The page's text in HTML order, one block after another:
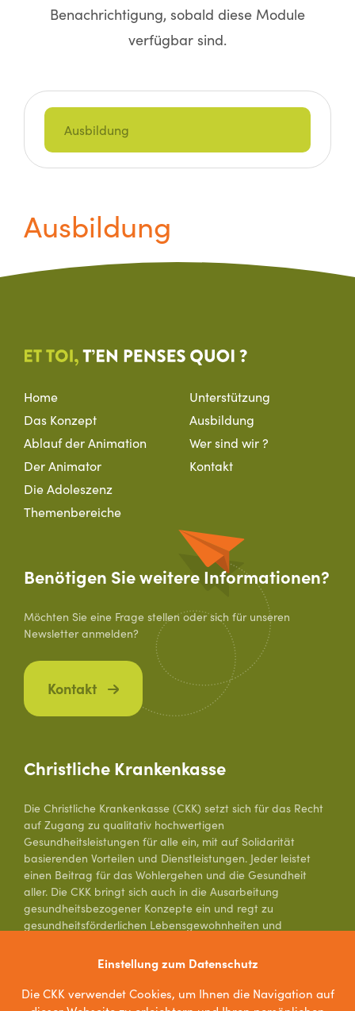
Benachrichtigung, sobald diese Module
verfügbar sind.
Ausbildung
Ausbildung
Et toi, t'en
Home
Das Konzept
Ablauf der Animation
Der Animator
Die Adoleszenz
Themenbereiche
Unterstützung
Ausbildung
Wer sind wir ?
Kontakt
Benötigen Sie weitere Informationen?
Möchten Sie eine Frage stellen oder sich für unseren
Newsletter anmelden?
Kontakt
Christliche Krankenkasse
Die Christliche Krankenkasse (CKK) setzt sich für das Recht
auf Zugang zu qualitativ hochwertigen
Gesundheitsleistungen für alle ein, mit auf Solidarität
basierenden Vorteilen und Dienstleistungen. Jeder leistet
einen Beitrag für das Wohlergehen und die Gesundheit
aller. Die CKK bringt sich auch in die Ausarbeitung
gesundheitsbezogener Konzepte ein und regt zu
gesundheitsförderlichen Lebensgewohnheiten und
Einstellung zum Datenschutz
Die CKK verwendet Cookies, um Ihnen die Navigation auf